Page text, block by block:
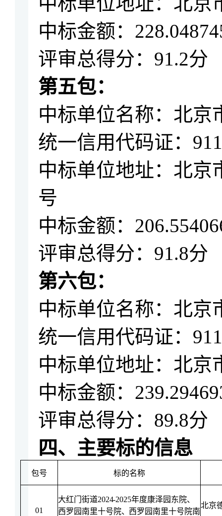
中标金额：
评审总得分：91.2分
第五包：
中标单位名称： 北京
统一信用代码证：
中标单位地址：北京
号
中标金额：
评审总得分： 91.8分
第六包：
中标单位名称： 北京
统一信用代码证：
中标单位地址：北京
中标金额：
评审总得分： 89.8分
四、 主要标的信息
包号 标的名称
01
大红门街道2024-2025年度康泽园东院、
西罗园南里十号院、西罗园南里十号院南
北京